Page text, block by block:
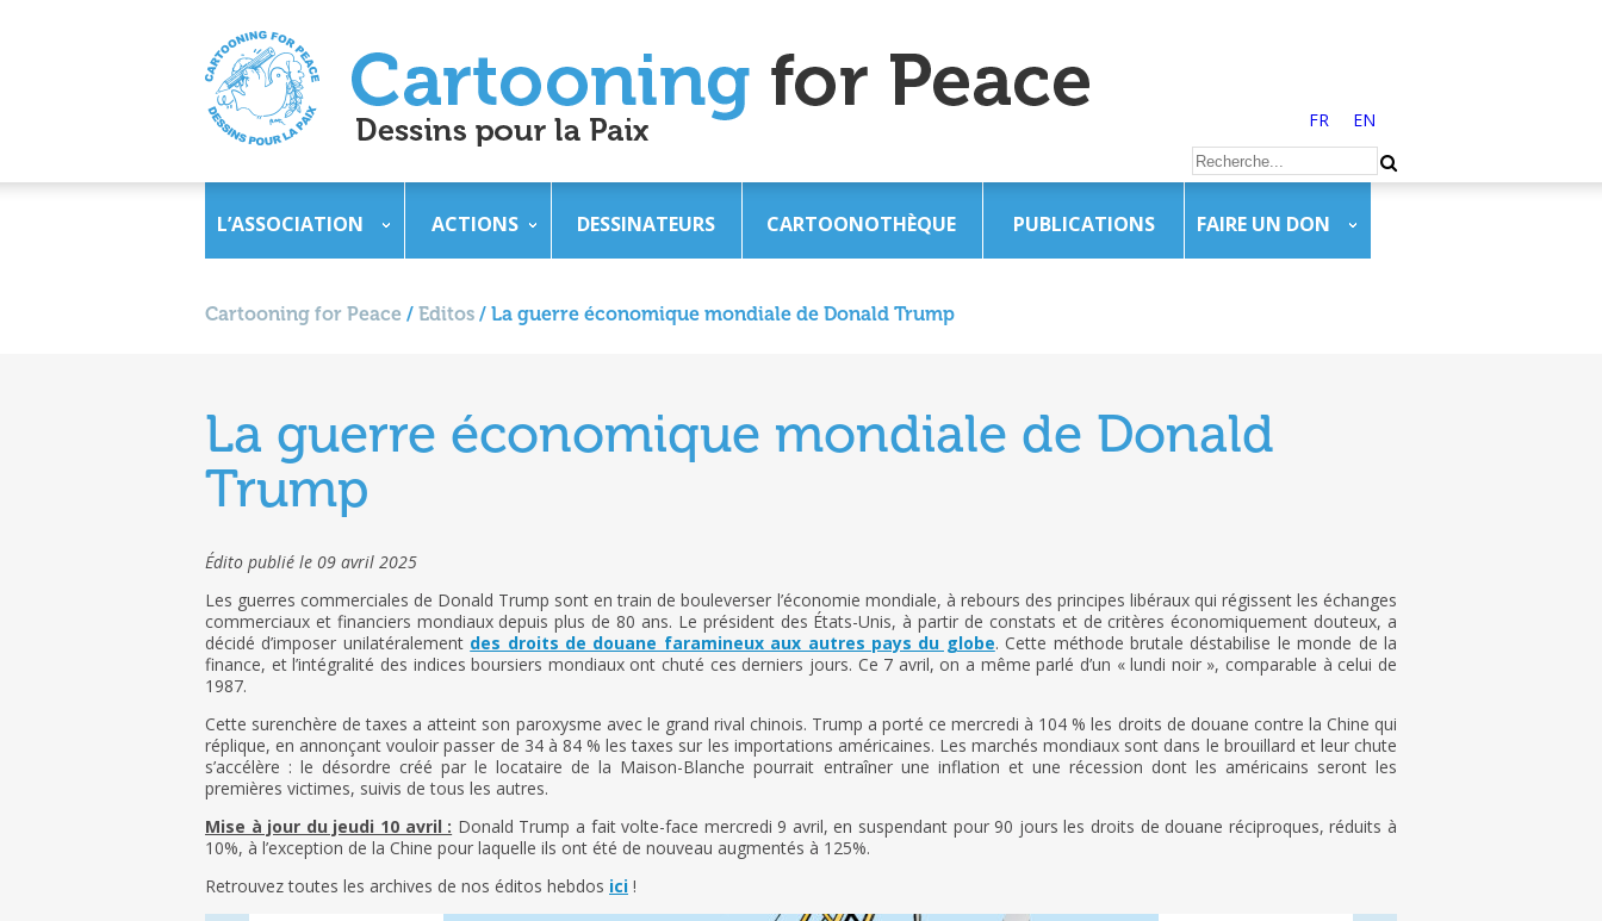
FR EN
L’ASSOCIATION ACTIONS DESSINATEURS CARTOONOTHÈQUE PUBLICATIONS FAIRE UN DON
Cartooning for Peace / Editos / La guerre économique mondiale de Donald Trump
La guerre économique mondiale de Donald
Trump
Édito publié le 09 avril 2025
Les guerres commerciales de Donald Trump sont en train de bouleverser l’économie mondiale, à rebours des principes libéraux qui régissent les échanges
commerciaux et financiers mondiaux depuis plus de 80 ans. Le président des États-Unis, à partir de constats et de critères économiquement douteux, a
décidé d’imposer unilatéralement des droits de douane faramineux aux autres pays du globe. Cette méthode brutale déstabilise le monde de la
finance, et l’intégralité des indices boursiers mondiaux ont chuté ces derniers jours. Ce 7 avril, on a même parlé d’un « lundi noir », comparable à celui de
1987.
Cette surenchère de taxes a atteint son paroxysme avec le grand rival chinois. Trump a porté ce mercredi à 104 % les droits de douane contre la Chine qui
réplique, en annonçant vouloir passer de 34 à 84 % les taxes sur les importations américaines. Les marchés mondiaux sont dans le brouillard et leur chute
s’accélère : le désordre créé par le locataire de la Maison-Blanche pourrait entraîner une inflation et une récession dont les américains seront les
premières victimes, suivis de tous les autres.
Mise à jour du jeudi 10 avril : Donald Trump a fait volte-face mercredi 9 avril, en suspendant pour 90 jours les droits de douane réciproques, réduits à
10%, à l’exception de la Chine pour laquelle ils ont été de nouveau augmentés à 125%.
Retrouvez toutes les archives de nos éditos hebdos ici !